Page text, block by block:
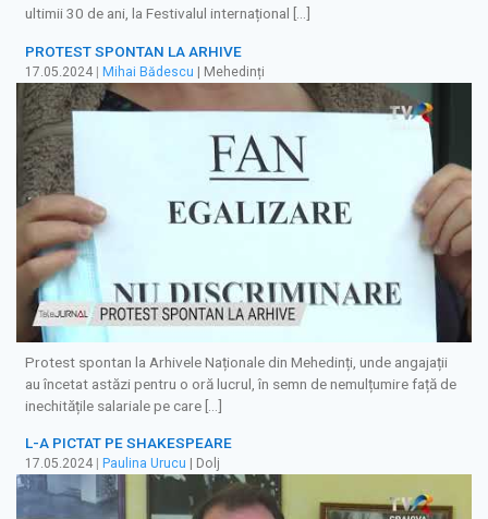
ultimii 30 de ani, la Festivalul internațional […]
PROTEST SPONTAN LA ARHIVE
17.05.2024 | Mihai Bădescu | Mehedinți
Protest spontan la Arhivele Naționale din Mehedinți, unde angajații
au încetat astăzi pentru o oră lucrul, în semn de nemulțumire față de
inechitățile salariale pe care […]
L-A PICTAT PE SHAKESPEARE
17.05.2024 Paulina Urucu | Dolj